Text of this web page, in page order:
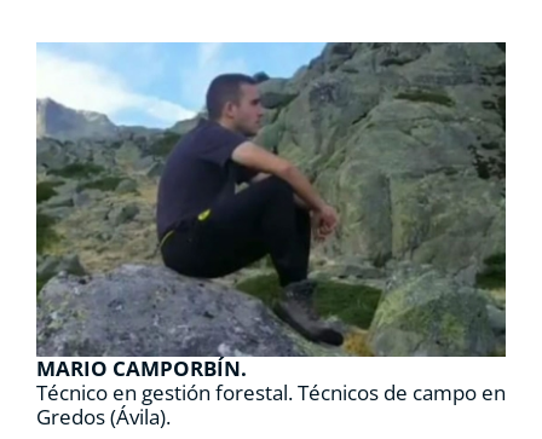
MARIO CAMPORBÍN.
Técnico en gestión forestal. Técnicos de campo en
Gredos (Ávila).